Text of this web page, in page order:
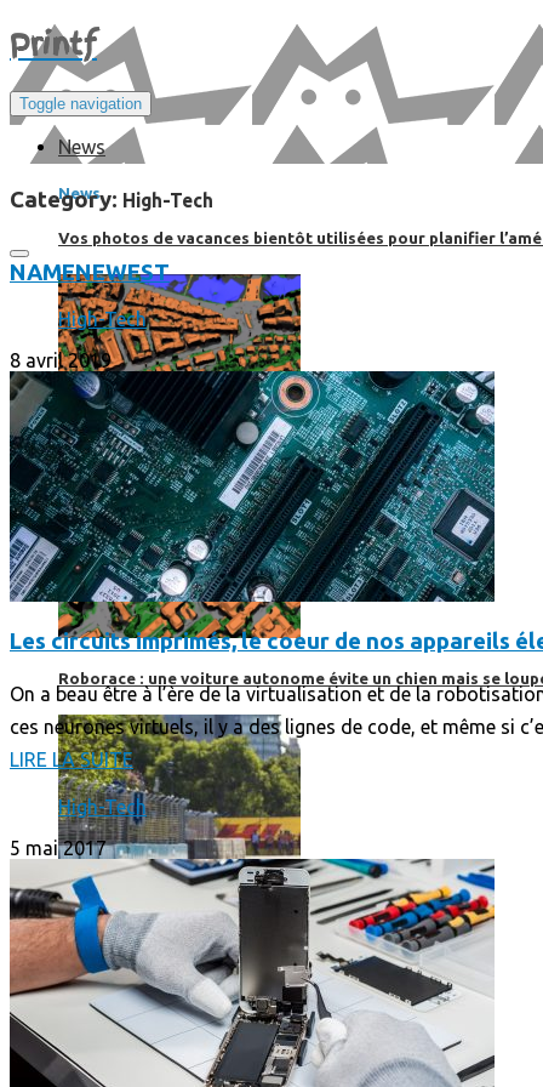
Printf
Toggle navigation
News
News
Vos photos de vacances bientôt utilisées pour planifier
Roborace : une voiture autonome évite un chien mais se
Category: High-Tech
NAMENEWEST
High-Tech
8 avril 2019
Les circuits imprimés, le coeur de nos appareils
On a beau être à l’ère de la virtualisation et de la
ces neurones virtuels, il y a des lignes de code, et même si
LIRE LA SUITE
High-Tech
5 mai 2017